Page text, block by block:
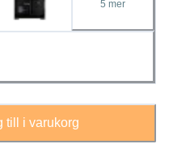
5 mer
till i varukorg